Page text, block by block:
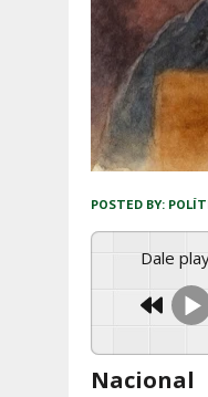
POSTED BY:
Dale
Nacional